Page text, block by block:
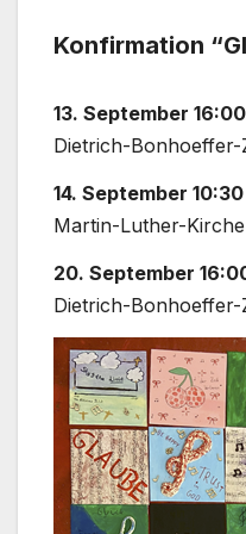
Kon­fir­ma­ti­on
13. Sep­tem­ber
Dietrich-
14. Sep­tem­ber
Martin-Luther-Kirche
20. Sep­tem­ber
Dietrich-